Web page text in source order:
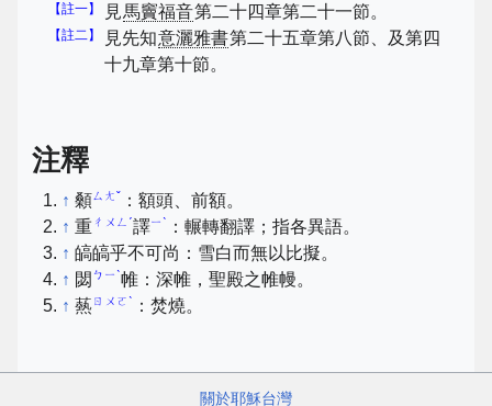
【註一】 見馬竇福音第二十四章第二十一節。
【註二】 見先知意灑雅書第二十五章第八節、及第四
十九章第十節。
注釋
↑ 顙 ㄙㄤˇ ：額頭、前額。
↑ 重 ㄔㄨㄥˊ譯ㄧˋ
：輾轉翻譯；指各異語。
↑ 皜皜乎不可尚：雪白而無以比擬。
↑ 閟 ㄅㄧˋ帷：深帷，聖殿之帷幔。
↑ 爇ㄖㄨㄛˋ ：焚燒。
關於耶穌台灣